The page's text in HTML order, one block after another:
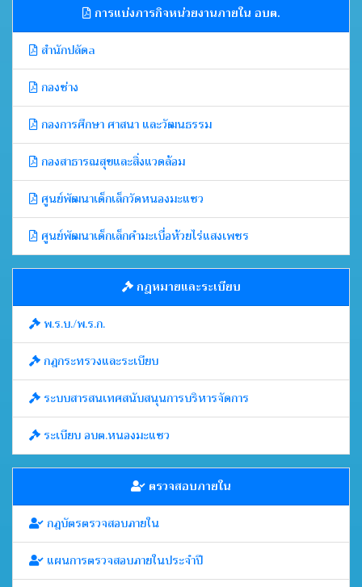
การแบ่งภารกิจหน่วยงานภายใน อบต.
สำนักปลัดa
กองช่าง
กองการศึกษา ศาสนา และวัฒนธรรม
กองสาธารณสุขและสิ่งแวดล้อม
ศูนย์พัฒนาเด็กเล็กวัดหนองมะแซว
ศูนย์พัฒนาเด็กเล็กคำมะเบื่อห้วยไร่แสงเพชร
กฎหมายและระเบียบ
พ.ร.บ./พ.ร.ก.
กฎกระทรวงและระเบียบ
ระบบสารสนเทศสนับสนุนการบริหารจัดการ
ระเบียบ อบต.หนองมะแซว
ตรวจสอบภายใน
กฎบัตรตรวจสอบภายใน
แผนการตรวจสอบภายในประจำปี